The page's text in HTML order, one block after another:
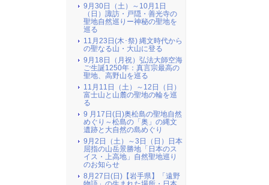
9月30日（土）～10月1日
（日）諏訪・戸隠・善光寺の
聖地自然巡りー神秘の聖地を
巡る
11月23日(木･祭) 縄文時代から
の聖なる山・大山に登る
9月18日（月祝）弘法大師空海
ご生誕1250年：真言宗最高の
聖地、高野山を巡る
11月11日（土）～12日（日）
富士山と山麓の聖地の輪を巡
る
9 月17日(日)奥松島の聖地自然
めぐり～松島の「奥」の縄文
遺跡と大自然の島めぐり
9月2日（土）～3日（日）日本
屈指の山岳景勝地「日本のス
イス・上高地」自然聖地巡り
のお知らせ
8月27日(日)【岩手県】「遠野